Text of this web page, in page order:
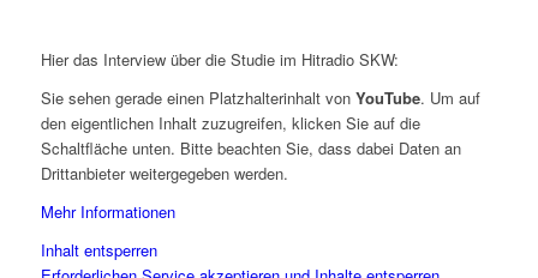
Hier das Interview über die Studie im Hitradio SKW:
Sie sehen gerade einen Platzhalterinhalt von YouTube. Um auf
den eigentlichen Inhalt zuzugreifen, klicken Sie auf die
Schaltfläche unten. Bitte beachten Sie, dass dabei Daten an
Drittanbieter weitergegeben werden.
Mehr Informationen
Inhalt entsperren